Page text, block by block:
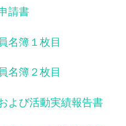
請書
名簿１枚目
名簿２枚目
よび活動実績報告書